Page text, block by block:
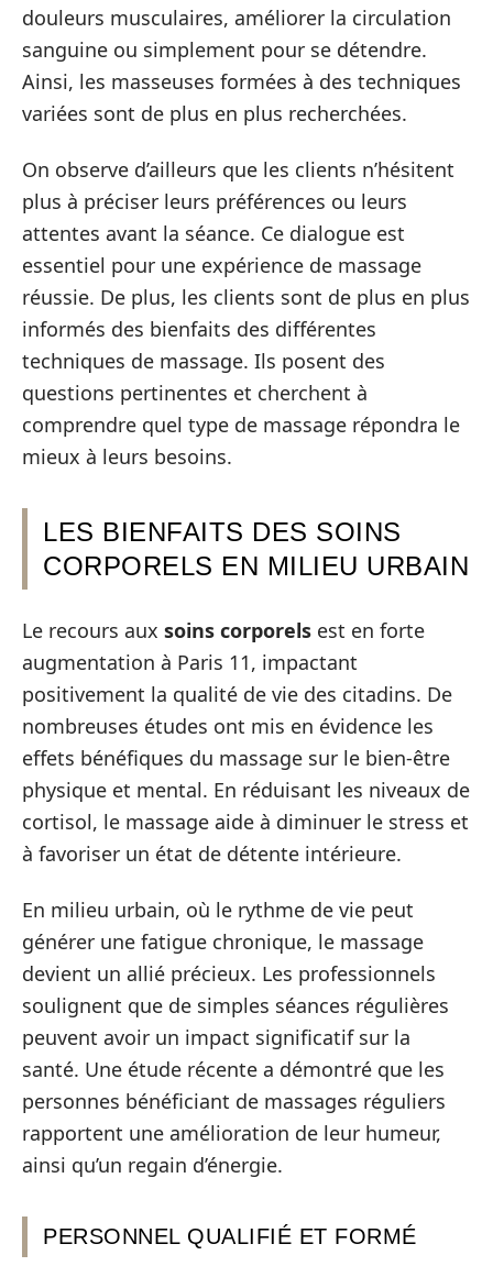
douleurs musculaires, améliorer la circulation
sanguine ou simplement pour se détendre.
Ainsi, les masseuses formées à des techniques
variées sont de plus en plus recherchées.
On observe d’ailleurs que les clients n’hésitent
plus à préciser leurs préférences ou leurs
attentes avant la séance. Ce dialogue est
essentiel pour une expérience de massage
réussie. De plus, les clients sont de plus en plus
informés des bienfaits des différentes
techniques de massage. Ils posent des
questions pertinentes et cherchent à
comprendre quel type de massage répondra le
mieux à leurs besoins.
LES BIENFAITS DES SOINS
CORPORELS EN MILIEU URBAIN
Le recours aux soins corporels est en forte
augmentation à Paris 11, impactant
positivement la qualité de vie des citadins. De
nombreuses études ont mis en évidence les
effets bénéfiques du massage sur le bien-être
physique et mental. En réduisant les niveaux de
cortisol, le massage aide à diminuer le stress et
à favoriser un état de détente intérieure.
En milieu urbain, où le rythme de vie peut
générer une fatigue chronique, le massage
devient un allié précieux. Les professionnels
soulignent que de simples séances régulières
peuvent avoir un impact significatif sur la
santé. Une étude récente a démontré que les
personnes bénéficiant de massages réguliers
rapportent une amélioration de leur humeur,
ainsi qu’un regain d’énergie.
PERSONNEL QUALIFIÉ ET FORMÉ